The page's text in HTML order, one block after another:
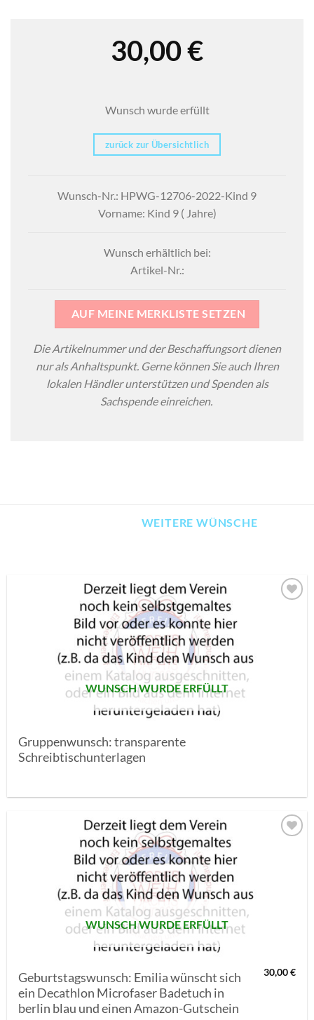
30,00€
Wunsch wurde erfüllt
zurück zur Übersichtlich
Wunsch-Nr.: HPWG-12706-2022-Kind 9
Vorname: Kind 9 ( Jahre)
Wunsch erhältlich bei:
Artikel-Nr.:
AUF MEINE MERKLISTE SETZEN
Die Artikelnummer und der Beschaffungsort dienen
nur als Anhaltspunkt. Gerne können Sie auch Ihren
lokalen Händler unterstützen und Spenden als
Sachspende einreichen.
WEITERE WÜNSCHE
WUNSCH WURDE ERFÜLLT
Gruppenwunsch: transparente
Schreibtischunterlagen
WUNSCH WURDE ERFÜLLT
Geburtstagswunsch: Emilia wünscht sich
ein Decathlon Microfaser Badetuch in
berlin blau und einen Amazon-Gutschein
30,00€